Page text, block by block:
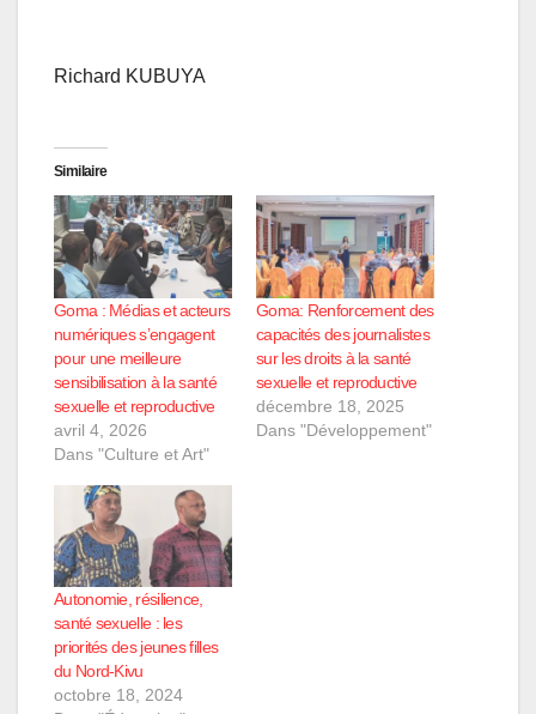
Richard KUBUYA
Similaire
Goma : Médias et acteurs
numériques s’engagent
pour une meilleure
sensibilisation à la santé
sexuelle et reproductive
avril 4, 2026
Dans "Culture et Art"
Goma: Renforcement des
capacités des journalistes
sur les droits à la santé
sexuelle et reproductive
décembre 18, 2025
Dans "Développement"
Autonomie, résilience,
santé sexuelle : les
priorités des jeunes filles
du Nord-Kivu
octobre 18, 2024